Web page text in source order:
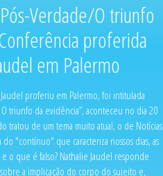
Verdade/O triunfo
proferida
em Palermo
proferiu em Palermo, foi intitulada
triunfo da evidência”, aconteceu no dia 20
tratou de um tema muito atual, o de Notícias
do "contínuo" que caracteriza nossos dias, as
o que é falso? Nathalie Jaudel responde
a implicação do corpo do sujeito e,